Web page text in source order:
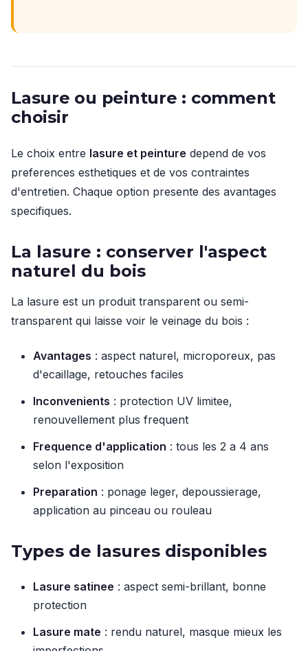
Lasure ou peinture : comment
choisir
Le choix entre lasure et peinture depend de vos
preferences esthetiques et de vos contraintes
d'entretien. Chaque option presente des avantages
specifiques.
La lasure : conserver l'aspect
naturel du bois
La lasure est un produit transparent ou semi-
transparent qui laisse voir le veinage du bois :
Avantages : aspect naturel, microporeux, pas
d'ecaillage, retouches faciles
Inconvenients : protection UV limitee,
renouvellement plus frequent
Frequence d'application : tous les 2 a 4 ans
selon l'exposition
Preparation : ponage leger, depoussierage,
application au pinceau ou rouleau
Types de lasures disponibles
Lasure satinee : aspect semi-brillant, bonne
protection
Lasure mate : rendu naturel, masque mieux les